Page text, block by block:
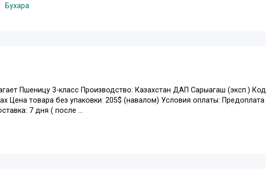
Бухара
Пшеницу 3-класс Производство: Казахстан ДАП Сарыагаш (эксп.)
Цена товара без упаковки: 205$ (навалом) Условия оплаты: Предоплата
7 дня ( после ...